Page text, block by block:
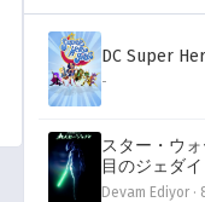
DC Super
-
スター・ウ
目のジェダイ
Devam Ediyor ·